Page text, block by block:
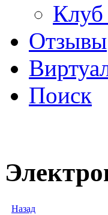
Отзывы
Поиск
Назад